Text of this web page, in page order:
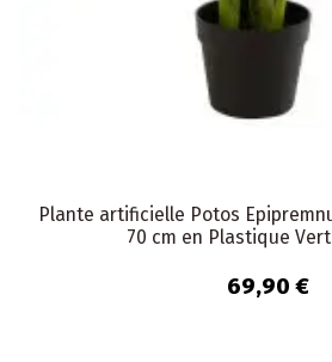
Plante artificielle Potos
70 cm en Plastique
69,90 €